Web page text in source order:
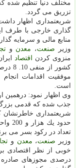
مختلف دنیا تنظیم شده
تزریق می گردد.
گذاری خارجی با طرف
منابع مالی و سرمایه
وزیر صنعت، معدن و
منزوی كردن اقتصاد
موفقیت اقدامات
است.
جذب شده كه قدمی بزرگ
تعداد در ركود بسر می
وزیر صنعت، معدن و
درصدی مجوزهای